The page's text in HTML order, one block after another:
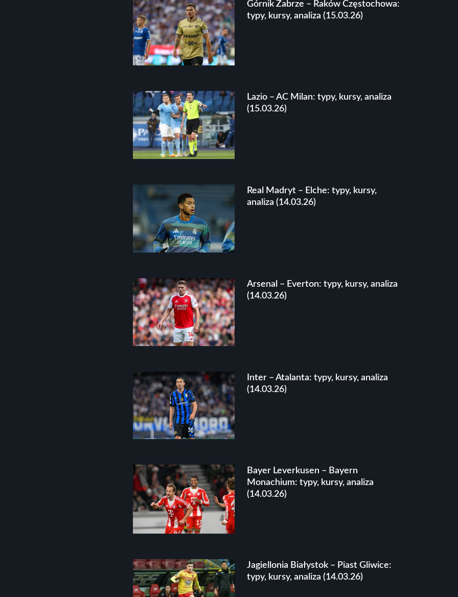
Górnik Zabrze – Raków Częstochowa:
typy, kursy, analiza (15.03.26)
Lazio – AC Milan: typy, kursy, analiza
(15.03.26)
Real Madryt – Elche: typy, kursy,
analiza (14.03.26)
Arsenal – Everton: typy, kursy, analiza
(14.03.26)
Inter – Atalanta: typy, kursy, analiza
(14.03.26)
Bayer Leverkusen – Bayern
Monachium: typy, kursy, analiza
(14.03.26)
Jagiellonia Białystok – Piast Gliwice:
typy, kursy, analiza (14.03.26)